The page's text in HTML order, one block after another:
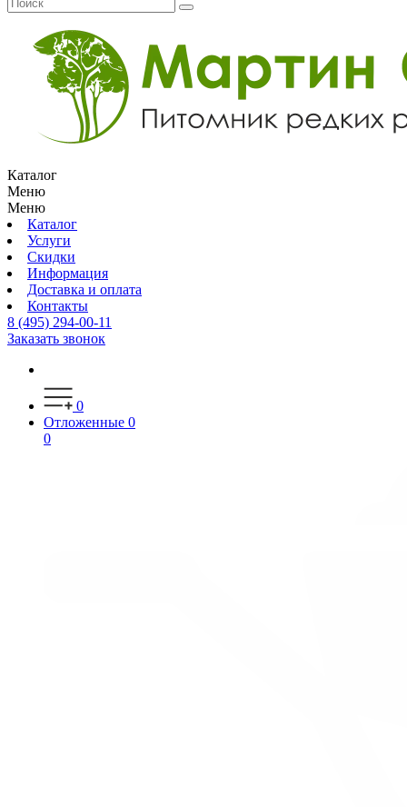
Каталог
Меню
Меню
Каталог
Услуги
Скидки
Информация
Доставка и оплата
Контакты
8 (495) 294-00-11
Заказать звонок
0
Отложенные 0
0